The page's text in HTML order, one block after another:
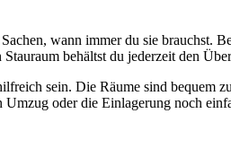
wann immer du sie
behältst du jederzeit den
sein. Die Räume sind
oder die Einlagerung noch